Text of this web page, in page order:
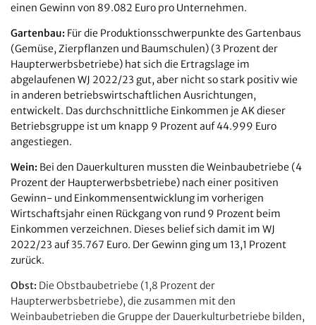
einen Gewinn von 89.082 Euro pro Unternehmen.
Gartenbau: Für die Produktionsschwerpunkte des Gartenbaus
(Gemüse, Zierpflanzen und Baumschulen) (3 Prozent der
Haupterwerbsbetriebe) hat sich die Ertragslage im
abgelaufenen WJ 2022/23 gut, aber nicht so stark positiv wie
in anderen betriebswirtschaftlichen Ausrichtungen,
entwickelt. Das durchschnittliche Einkommen je AK dieser
Betriebsgruppe ist um knapp 9 Prozent auf 44.999 Euro
angestiegen.
Wein: Bei den Dauerkulturen mussten die Weinbaubetriebe (4
Prozent der Haupterwerbsbetriebe) nach einer positiven
Gewinn- und Einkommensentwicklung im vorherigen
Wirtschaftsjahr einen Rückgang von rund 9 Prozent beim
Einkommen verzeichnen. Dieses belief sich damit im WJ
2022/23 auf 35.767 Euro. Der Gewinn ging um 13,1 Prozent
zurück.
Obst: Die Obstbaubetriebe (1,8 Prozent der
Haupterwerbsbetriebe), die zusammen mit den
Weinbaubetrieben die Gruppe der Dauerkulturbetriebe bilden,